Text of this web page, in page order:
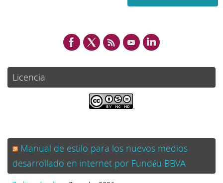
Licencia
.
Manual de estilo para los nuevos medios
desarrollado en internet por Fundéu BBVA